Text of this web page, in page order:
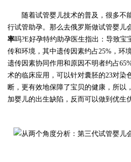
随着试管婴儿技术的普及，很多不
行试管助孕。那么去俄罗斯做试管婴儿
率吗?E好孕特约助孕医生指出：导致宝
传和环境，其中遗传因素约占25%，环
遗传因素协同作用和原因不明者约占
术的临床应用，可以针对囊胚的23对染
断，更有效地保障了宝贝的健康，所以
加婴儿的出生缺陷，反而可以做到优生